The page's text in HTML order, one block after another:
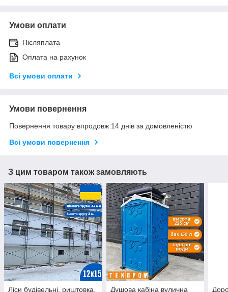
Умови оплати
Післяплата
Оплата на рахунок
Всі умови оплати
Умови повернення
Повернення товару впродовж 14 днів за домовленістю
Всі умови повернення
З цим товаром також замовляють
Ліси будівельні, риштовка, Душова кабіна вулична